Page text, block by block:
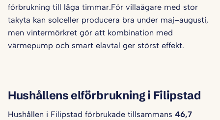
förbrukning till låga timmar.För villaägare med stor
takyta kan solceller producera bra under maj–augusti,
men vintermörkret gör att kombination med
värmepump och smart elavtal ger störst effekt.
Hushållens elförbrukning i Filipstad
Hushållen i Filipstad förbrukade tillsammans 46,7